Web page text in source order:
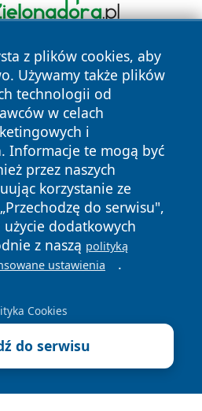
z plików cookies, aby
Używamy także plików
technologii od
w celach
i
Informacje te mogą być
przez naszych
korzystanie ze
do serwisu",
dodatkowych
z naszą polityką
ustawienia .
Cookies
do serwisu
Wszystkie prawa
Polityka
Cookies